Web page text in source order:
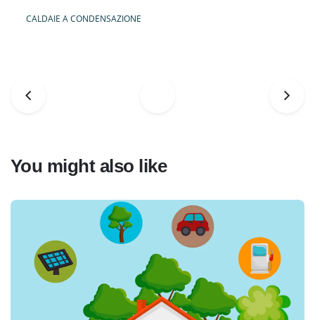
CALDAIE A CONDENSAZIONE
You might also like